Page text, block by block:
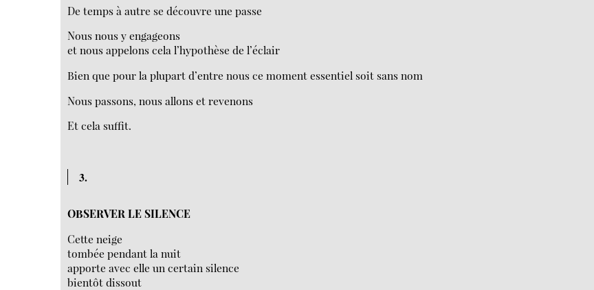
De temps à autre se découvre une passe
Nous nous y engageons
et nous appelons cela l’hypothèse de l’éclair
Bien que pour la plupart d’entre nous ce moment essentiel soit sans nom
Nous passons, nous allons et revenons
Et cela suffit.
3.
OBSERVER LE SILENCE
Cette neige
tombée pendant la nuit
apporte avec elle un certain silence
bientôt dissout